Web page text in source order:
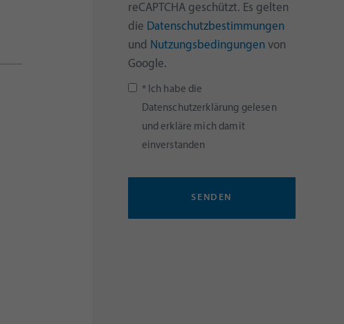
reCAPTCHA geschützt. Es gelten
die Datenschutzbestimmungen
und Nutzungsbedingungenvon
Google.
* Ich habe die
Datenschutzerklärung gelesen
und erkläre mich damit
einverstanden
SENDEN